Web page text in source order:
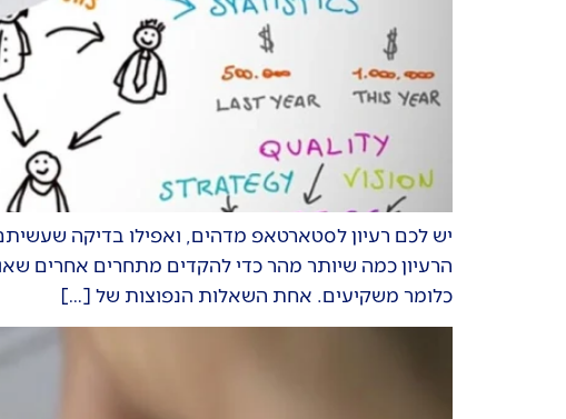
יש לכם רעיון לסטארטאפ מדהים, ואפילו בדיקה
הרעיון כמה שיותר מהר כדי להקדים מתחרים אחרים
כלומר משקיעים. אחת השאלות הנפוצות של […]